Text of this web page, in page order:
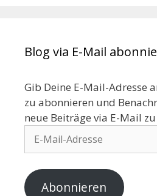
Blog via E-Mail
Gib Deine E-Mail-Adresse
zu abonnieren und
neue Beiträge via E-Mail
Abonnieren